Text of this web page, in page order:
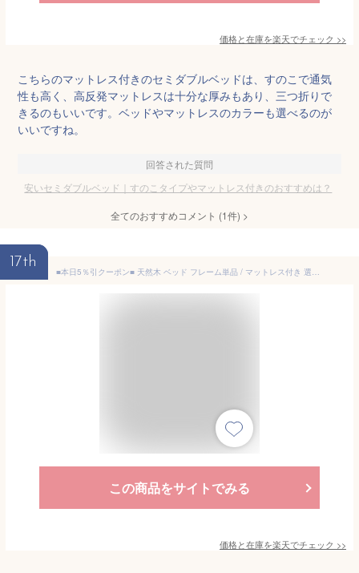
価格と在庫を楽天でチェック >>
こちらのマットレス付きのセミダブルベッドは、すのこで通気
性も高く、高反発マットレスは十分な厚みもあり、三つ折りで
きるのもいいです。ベッドやマットレスのカラーも選べるのが
いいですね。
回答された質問
安いセミダブルベッド｜すのこタイプやマットレス付きのおすすめは？
全てのおすすめコメント (1件) >
17th
■本日5％引クーポン■ 天然木 ベッド フレーム単品 / マットレス付き 選べるマットレス すのこ すのこベッド ベッドフレーム マットレスセット シングル セミダブル ダブル クイーン 高さ調節 天然木 フレーム ボンネルコイル ポケットコイル ボンネル ポケット
この商品をサイトでみる
価格と在庫を楽天でチェック >>